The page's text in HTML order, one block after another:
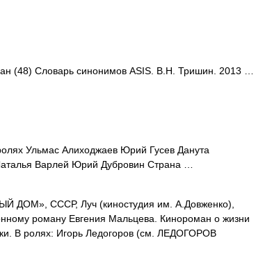
(48) Словарь синонимов ASIS. В.Н. Тришин. 2013 …
Ульмас Алиходжаев Юрий Гусев Данута
Варлей Юрий Дубровин Страна …
СССР, Луч (киностудия им. А.Довженко),
роману Евгения Мальцева. Кинороман о жизни
В ролях: Игорь Ледогоров (см. ЛЕДОГОРОВ